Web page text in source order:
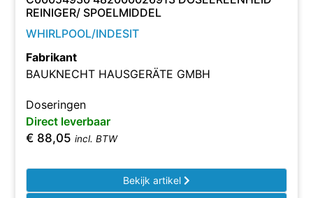
REINIGER/ SPOELMIDDEL
WHIRLPOOL/INDESIT
Fabrikant
BAUKNECHT HAUSGERÄTE GMBH
Doseringen
Direct leverbaar
€ 88,05 incl. BTW
Bekijk artikel